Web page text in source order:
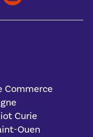
Commerce
Curie
Ouen